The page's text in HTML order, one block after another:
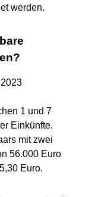
werden.
1 und 7
Einkünfte.
mit zwei
56.000 Euro
Euro.